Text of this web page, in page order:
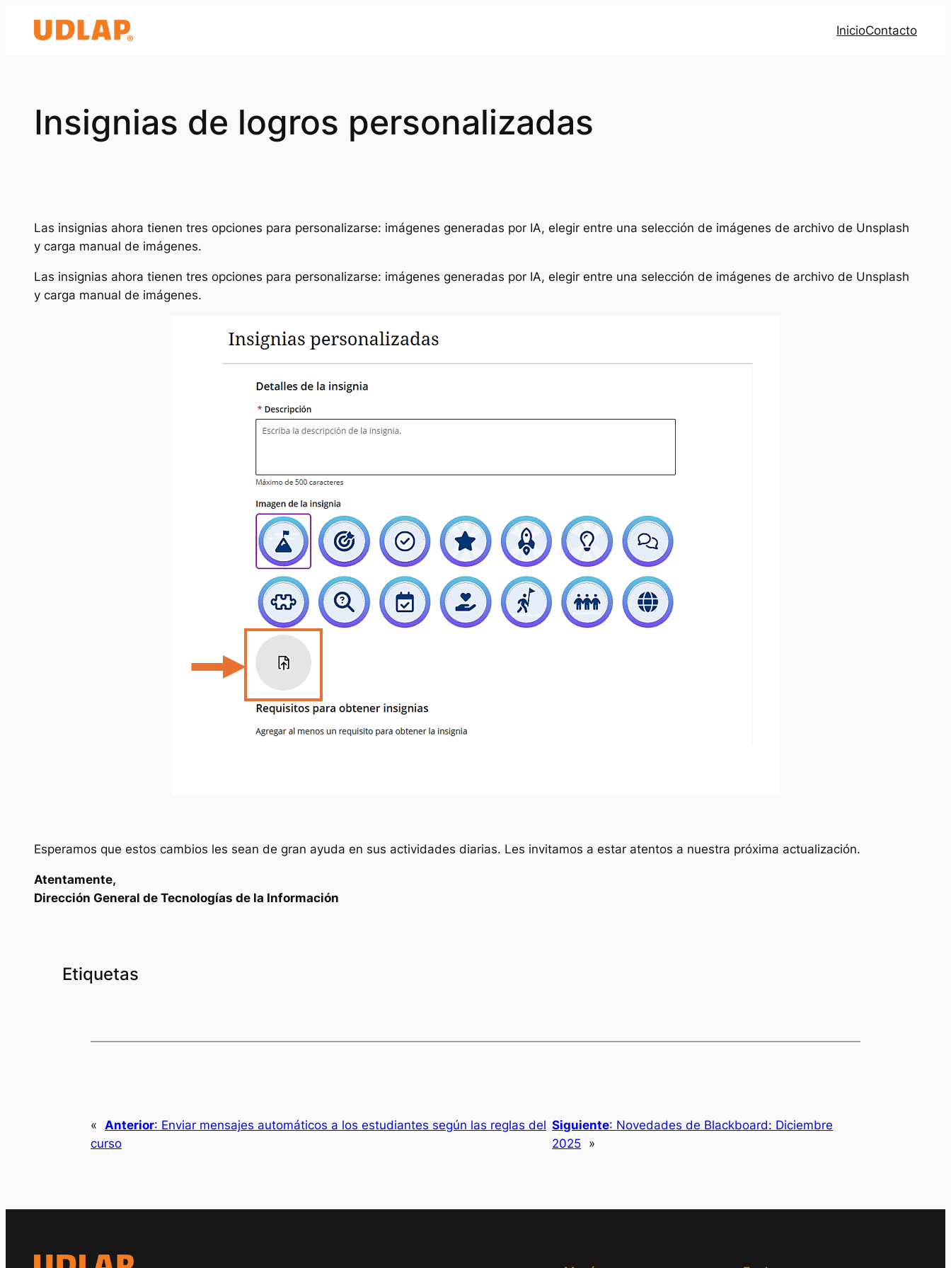
InicioContacto
Insignias de logros personalizadas
Las insignias ahora tienen tres opciones para personalizarse: imágenes generadas por IA, elegir entre una selección de imágenes de archivo de Unsplash
y carga manual de imágenes.
Las insignias ahora tienen tres opciones para personalizarse: imágenes generadas por IA, elegir entre una selección de imágenes de archivo de Unsplash
y carga manual de imágenes.
Esperamos que estos cambios les sean de gran ayuda en sus actividades diarias. Les invitamos a estar atentos a nuestra próxima actualización.
Atentamente,
Dirección General de Tecnologías de la Información
Etiquetas
« Anterior: Enviar mensajes automáticos a los estudiantes según las reglas del
curso
Siguiente: Novedades de Blackboard: Diciembre
2025 »